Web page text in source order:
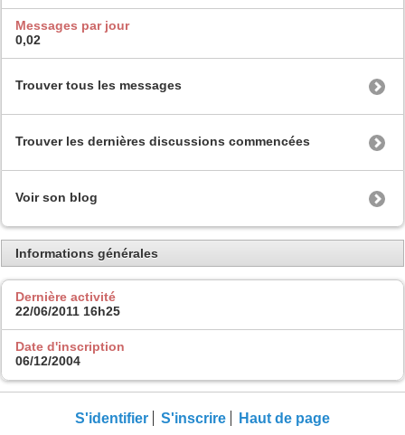
Messages par jour
0,02
Trouver tous les messages
Trouver les dernières discussions commencées
Voir son blog
Informations générales
Dernière activité
22/06/2011 16h25
Date d'inscription
06/12/2004
S'identifier S'inscrire Haut de page